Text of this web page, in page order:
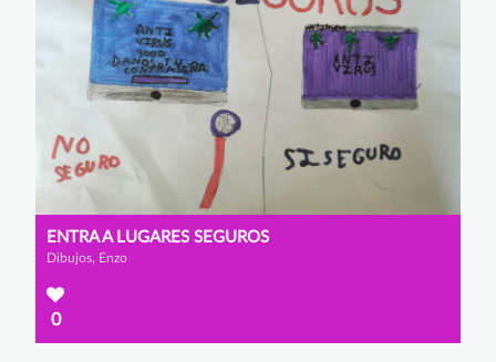
ENTRA A LUGARES SEGUROS
Dibujos, Enzo
0